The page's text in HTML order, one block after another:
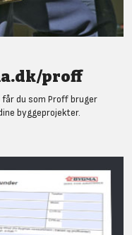
proff
du som Proff bruger
byggeprojekter.